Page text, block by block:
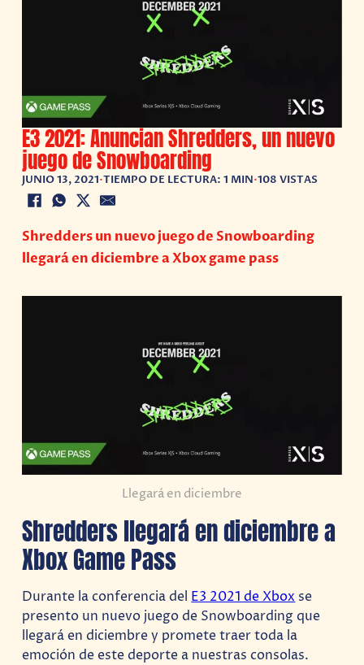
E3 2021: Anuncian Shredders, un nuevo
juego de Snowboarding
JUNIO 13, 2021•TIEMPO DE LECTURA: 1 MIN•108 VISTAS
Shredders un nuevo juego de Snowboarding
llegará en diciembre a Xbox game pass
Llegará en diciembre
Shredders llegará en diciembre a
Xbox Game Pass
Durante la conferencia del E3 2021 de Xbox se
presento un nuevo juego de Snowboarding que
llegará en diciembre y promete traer toda la
emoción de este deporte a nuestras consolas.